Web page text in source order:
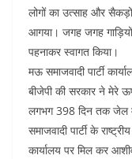
लोगों का उत्साह और
आगया। जगह जगह
पहनाकर स्वागत किया।
मऊ समाजवादी पार्टी
बीजेपी की सरकार ने मेरे
लगभग 398 दिन तक जेल
समाजवादी पार्टी के
कार्यालय पर मिल कर